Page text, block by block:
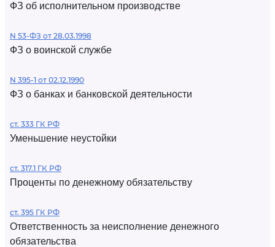
ФЗ об исполнительном производстве
N 53-ФЗ от 28.03.1998
ФЗ о воинской службе
N 395-1 от 02.12.1990
ФЗ о банках и банковской деятельности
ст. 333 ГК РФ
Уменьшение неустойки
ст. 317.1 ГК РФ
Проценты по денежному обязательству
ст. 395 ГК РФ
Ответственность за неисполнение денежного
обязательства